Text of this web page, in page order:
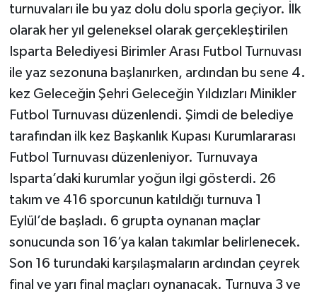
turnuvaları ile bu yaz dolu dolu sporla geçiyor. İlk
olarak her yıl geleneksel olarak gerçekleştirilen
Isparta Belediyesi Birimler Arası Futbol Turnuvası
ile yaz sezonuna başlanırken, ardından bu sene 4.
kez Geleceğin Şehri Geleceğin Yıldızları Minikler
Futbol Turnuvası düzenlendi. Şimdi de belediye
tarafından ilk kez Başkanlık Kupası Kurumlararası
Futbol Turnuvası düzenleniyor. Turnuvaya
Isparta’daki kurumlar yoğun ilgi gösterdi. 26
takım ve 416 sporcunun katıldığı turnuva 1
Eylül’de başladı. 6 grupta oynanan maçlar
sonucunda son 16’ya kalan takımlar belirlenecek.
Son 16 turundaki karşılaşmaların ardından çeyrek
final ve yarı final maçları oynanacak. Turnuva 3 ve